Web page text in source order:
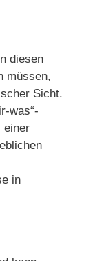
diesen
müssen,
Sicht.
was“-
einer
in